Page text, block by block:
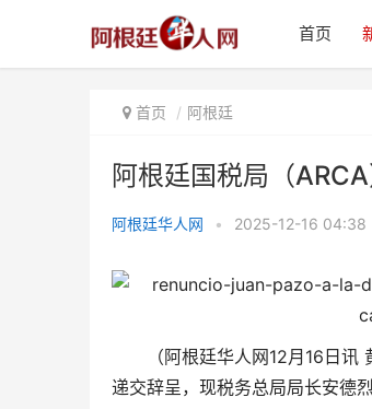
首页
首页 阿根廷
阿根廷国税局（
阿根廷华人网 • 2025-12-16 04:38
（阿根廷华人网12月16日
递交辞呈，现税务总局局长安德
辞职 改由巴斯克斯担